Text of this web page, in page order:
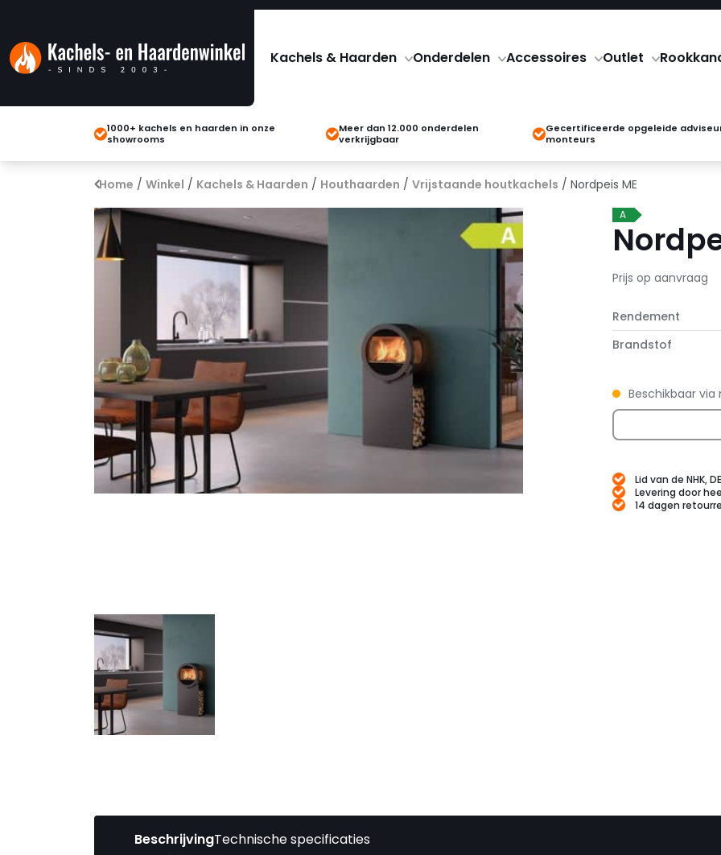
Kachels & Haarden Onderdelen Accessoires Outlet
1000+ kachels en haarden in onze
showrooms
Meer dan 12.000 onderdelen
verkrijgbaar
Gecertificeerde opgeleide
monteurs
Home / Winkel / Kachels & Haarden / Houthaarden / Vrijstaande houtkachels / Nordpeis ME
A
Prijs op aanvraag
Rendement
Brandstof
Beschikbaar via
Lid van de NHK,
Levering door
14 dagen
BeschrijvingTechnische specificaties